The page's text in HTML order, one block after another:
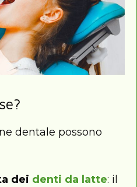
dentale possono
dei denti da latte: il